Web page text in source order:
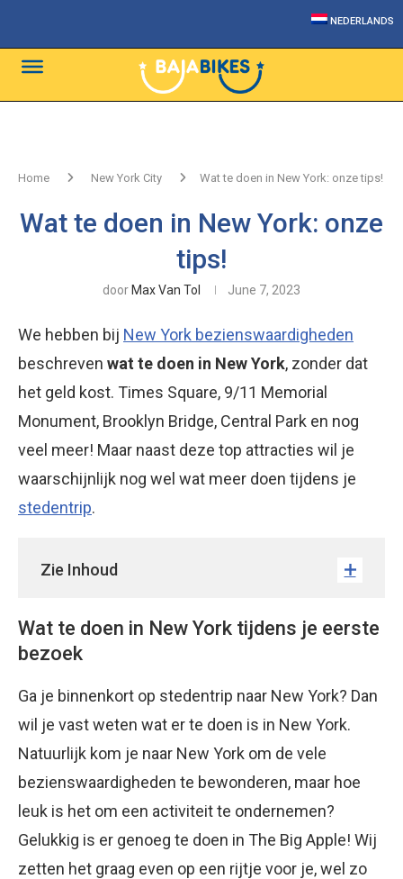
NEDERLANDS
Home New York City Wat te doen in New York: onze tips!
Wat te doen in New York: onze
tips!
door Max Van Tol June 7, 2023
We hebben bij New York bezienswaardigheden
beschreven wat te doen in New York, zonder dat
het geld kost. Times Square, 9/11 Memorial
Monument, Brooklyn Bridge, Central Park en nog
veel meer! Maar naast deze top attracties wil je
waarschijnlijk nog wel wat meer doen tijdens je
stedentrip.
Zie Inhoud
Wat te doen in New York tijdens je eerste
bezoek
Ga je binnenkort op stedentrip naar New York? Dan
wil je vast weten wat er te doen is in New York.
Natuurlijk kom je naar New York om de vele
bezienswaardigheden te bewonderen, maar hoe
leuk is het om een activiteit te ondernemen?
Gelukkig is er genoeg te doen in The Big Apple! Wij
zetten het graag even op een rijtje voor je, wel zo